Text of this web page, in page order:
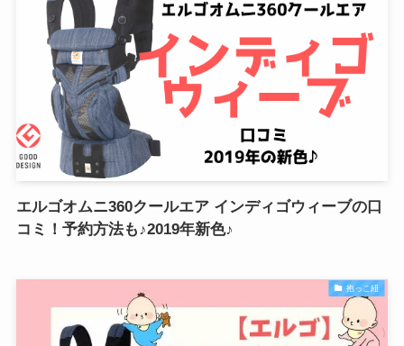
エルゴオムニ360クールエア インディゴウィーブの口
コミ！予約方法も♪2019年新色♪
抱っこ紐